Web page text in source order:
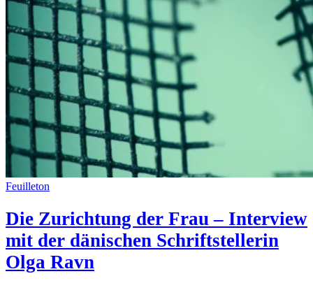
Feuilleton
Die Zurichtung der Frau – Interview
mit der dänischen Schriftstellerin
Olga Ravn